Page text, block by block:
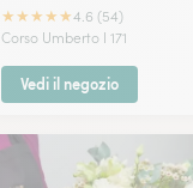
★★★★★4.6 (54)
Corso Umberto I 171
Vedi il negozio